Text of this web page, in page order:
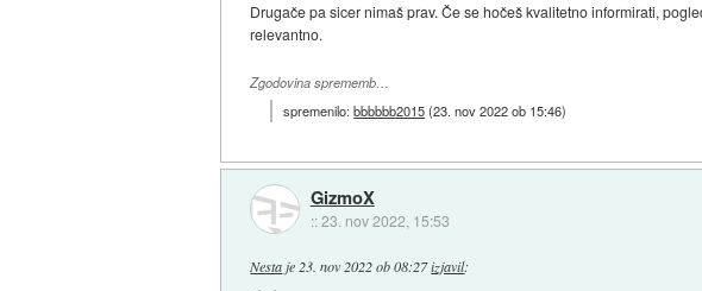
Drugače pa sicer nimaš prav. Če se hočeš kvalitetno informirati,
relevantno.
Zgodovina sprememb…
spremenilo:bbbbbb2015(23. nov 2022 ob 15:46)
GizmoX
::23. nov 2022, 15:53
Nesta je 23. nov 2022 ob 08:27izjavil: